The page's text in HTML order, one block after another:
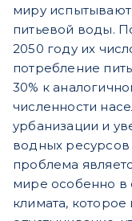
миру испытывают
питьевой воды.
2050 году их
потребление
30% к
численности
урбанизации и
водных
проблема
мире особенно в
климата,